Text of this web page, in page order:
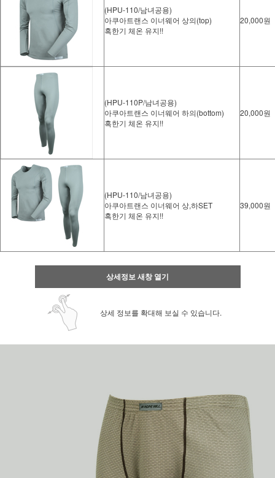
(HPU-110/남녀공용)
아쿠아트랜스 이너웨어 상의(top)
혹한기 체온 유지!!
20,000원
(HPU-110P/남녀공용)
아쿠아트랜스 이너웨어 하의(bottom)
혹한기 체온 유지!!
20,000원
(HPU-110/남녀공용)
아쿠아트랜스 이너웨어 상,하SET
혹한기 체온 유지!!
39,000원
상세정보 새창 열기
상세 정보를 확대해 보실 수 있습니다.